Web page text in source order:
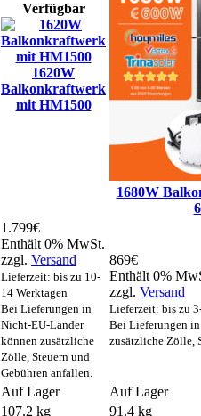
Verfügbar
1620W
Balkonkraftwerk
mit HM1500
1680W
1.799€
Enthält 0% MwSt.
zzgl. Versand
Lieferzeit: bis zu 10-
14 Werktagen
Bei Lieferungen in
Nicht-EU-Länder
können zusätzliche
Zölle, Steuern und
Gebühren anfallen.
869€
Enthält 0%
zzgl. Versand
Lieferzeit: bis zu
Bei Lieferungen
zusätzliche Zölle,
Auf Lager
Auf Lager
107.2 kg 91.4 kg